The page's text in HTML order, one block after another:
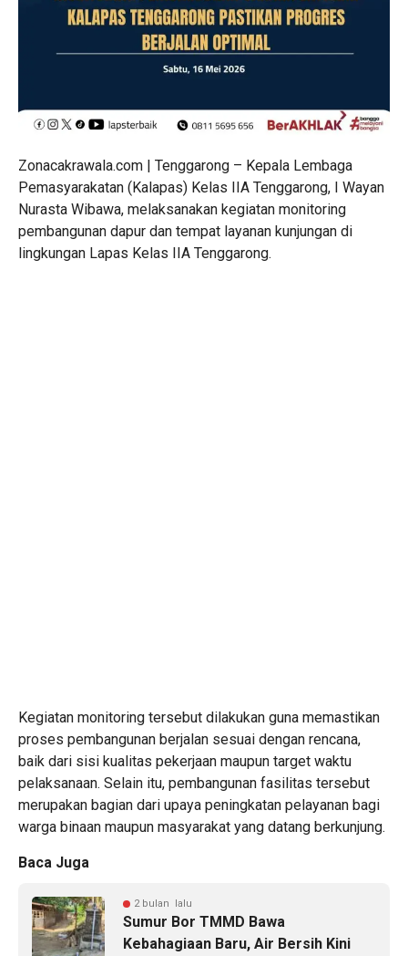
Zonacakrawala.com | Tenggarong – Kepala Lembaga
Pemasyarakatan (Kalapas) Kelas IIA Tenggarong, I Wayan
Nurasta Wibawa, melaksanakan kegiatan monitoring
pembangunan dapur dan tempat layanan kunjungan di
lingkungan Lapas Kelas IIA Tenggarong.
Kegiatan monitoring tersebut dilakukan guna memastikan
proses pembangunan berjalan sesuai dengan rencana,
baik dari sisi kualitas pekerjaan maupun target waktu
pelaksanaan. Selain itu, pembangunan fasilitas tersebut
merupakan bagian dari upaya peningkatan pelayanan bagi
warga binaan maupun masyarakat yang datang berkunjung.
Baca Juga
2 bulan lalu
Sumur Bor TMMD Bawa
Kebahagiaan Baru, Air Bersih Kini